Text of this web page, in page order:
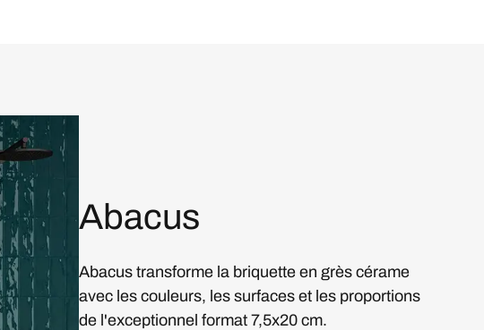
Abacus
Abacus transforme la briquette en grès cérame
avec les couleurs, les surfaces et les proportions
de l'exceptionnel format 7,5x20 cm.